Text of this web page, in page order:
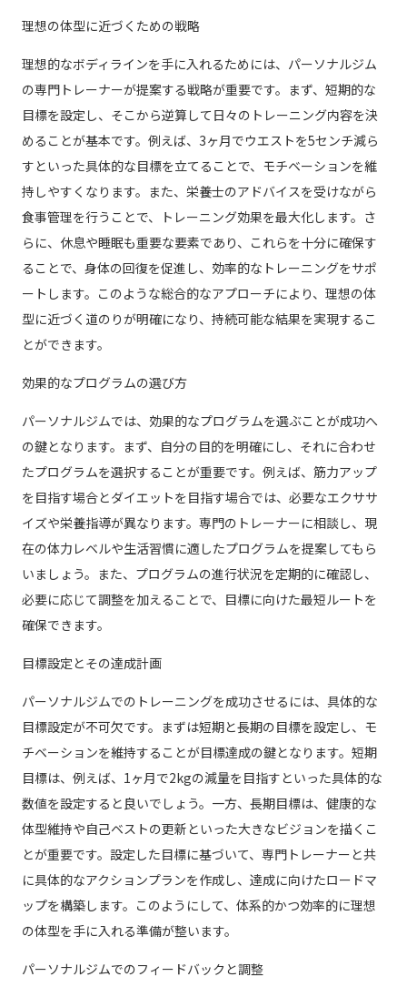
理想の体型に近づくための戦略
理想的なボディラインを手に入れるためには、パーソナルジム
の専門トレーナーが提案する戦略が重要です。まず、短期的な
目標を設定し、そこから逆算して日々のトレーニング内容を決
めることが基本です。例えば、3ヶ月でウエストを5センチ減ら
すといった具体的な目標を立てることで、モチベーションを維
持しやすくなります。また、栄養士のアドバイスを受けながら
食事管理を行うことで、トレーニング効果を最大化します。さ
らに、休息や睡眠も重要な要素であり、これらを十分に確保す
ることで、身体の回復を促進し、効率的なトレーニングをサポ
ートします。このような総合的なアプローチにより、理想の体
型に近づく道のりが明確になり、持続可能な結果を実現するこ
とができます。
効果的なプログラムの選び方
パーソナルジムでは、効果的なプログラムを選ぶことが成功へ
の鍵となります。まず、自分の目的を明確にし、それに合わせ
たプログラムを選択することが重要です。例えば、筋力アップ
を目指す場合とダイエットを目指す場合では、必要なエクササ
イズや栄養指導が異なります。専門のトレーナーに相談し、現
在の体力レベルや生活習慣に適したプログラムを提案してもら
いましょう。また、プログラムの進行状況を定期的に確認し、
必要に応じて調整を加えることで、目標に向けた最短ルートを
確保できます。
目標設定とその達成計画
パーソナルジムでのトレーニングを成功させるには、具体的な
目標設定が不可欠です。まずは短期と長期の目標を設定し、モ
チベーションを維持することが目標達成の鍵となります。短期
目標は、例えば、1ヶ月で2kgの減量を目指すといった具体的な
数値を設定すると良いでしょう。一方、長期目標は、健康的な
体型維持や自己ベストの更新といった大きなビジョンを描くこ
とが重要です。設定した目標に基づいて、専門トレーナーと共
に具体的なアクションプランを作成し、達成に向けたロードマ
ップを構築します。このようにして、体系的かつ効率的に理想
の体型を手に入れる準備が整います。
パーソナルジムでのフィードバックと調整